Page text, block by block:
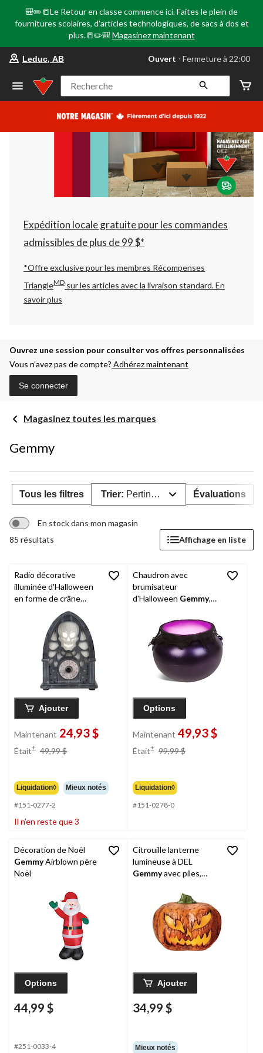
🎒✏️📒Le Retour en classe commence ici. Faites le plein de
fournitures scolaires, d'articles technologiques, de sacs à dos et
plus.📒✏️🎒 Magasinez maintenant
votre
préféré
Leduc,
AB,
courament
Fermeture
à
22:00
cliquer
pour
changer
Leduc, AB Ouvert ⋅ Fermeture à 22:00
Recherche
Expédition locale gratuite pour les commandes
admissibles de plus de 99 $*
*Offre exclusive pour les membres Récompenses
TriangleMD sur les articles avec la livraison standard.En
savoir plus
Ouvrez une session pour consulter vos offres personnalisées
Vous n’avez pas de compte? Adhérez maintenant
Se connecter
Magasinez toutes les marques
Gemmy
Tous les filtres Trier: Pertinence Évaluations
En stock dans mon magasin
85 résultats
Affichage en liste
Radio décorative
illuminée d'Halloween
en forme de crâne
EmoteGlow
Ajouter
Maintenant 24,93 $
Était± 49,99 $
Liquidation◊ Mieux notés
#151-0277-2
Il n’en reste que 3
Chaudron avec
brumisateur
d'Halloween Gemmy,
violet/noir, 16,9 po
Options
Maintenant 49,93 $
Était± 99,99 $
Liquidation◊
#151-0278-0
Décoration de Noël
GemmyAirblown père
Noël
Options
44,99 $
#251-0033-4
Citrouille lanterne
lumineuse à DEL
Gemmyavec piles,
intérieure/extérieure
pour l'Halloween
Ajouter
34,99 $
Mieux notés